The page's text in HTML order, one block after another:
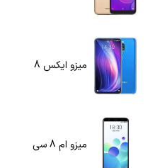
میزو ایکس 8
میزو ام 8 سی